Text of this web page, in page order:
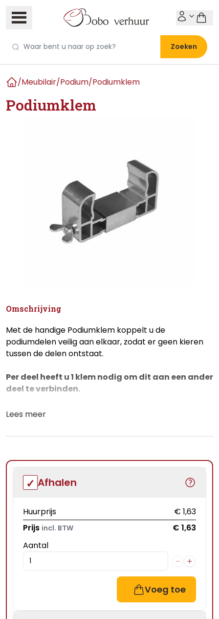
Zoeken
/Meubilair/Podium/Podiumklem
Podiumklem
Omschrijving
Met de handige Podiumklem koppelt u de
podiumdelen veilig aan elkaar, zodat er geen kieren
tussen de delen ontstaat.
Per deel heeft u 1 klem nodig om dit aan een ander
deel te verbinden.
Lees meer
Afhalen
Huurprijs
€ 1,63
Prijs incl. BTW
€ 1,63
Aantal
Voeg toe